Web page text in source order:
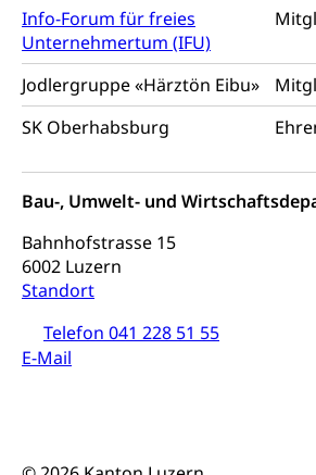
Info-Forum für freies
Unternehmertum (IFU)
Jodlergruppe «Härztön Eibu»
SK Oberhabsburg
Bau-, Umwelt- und
Bahnhofstrasse 15
6002 Luzern
Standort
Telefon 041 228 51 55
E-Mail
Adoptionsverfahren, elterliche
Sorge
Adoption
Aufenthaltsbewilligungen
Niederlassungsbewilligung,
Niederlassung, Wohnsitz
Jagdausweis,
Waffen, Sprengstoffe und
Einbürgerung
Nationalität, Staatsangehörigkeit,
Staatsbürgerschaft, Bürgerrecht,
Bürgerrechts, Verlust des
Einbürgerungsverfahren